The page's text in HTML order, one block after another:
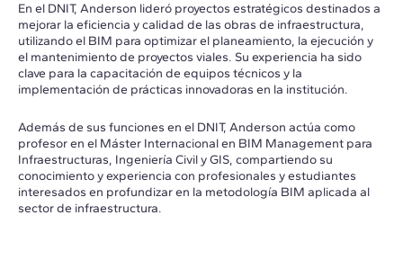
En el DNIT, Anderson lideró proyectos estratégicos destinados a
mejorar la eficiencia y calidad de las obras de infraestructura,
utilizando el BIM para optimizar el planeamiento, la ejecución y
el mantenimiento de proyectos viales. Su experiencia ha sido
clave para la capacitación de equipos técnicos y la
implementación de prácticas innovadoras en la institución.
Además de sus funciones en el DNIT, Anderson actúa como
profesor en el Máster Internacional en BIM Management para
Infraestructuras, Ingeniería Civil y GIS, compartiendo su
conocimiento y experiencia con profesionales y estudiantes
interesados en profundizar en la metodología BIM aplicada al
sector de infraestructura.